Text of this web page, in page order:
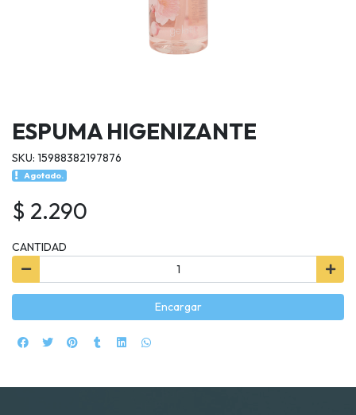
ESPUMA HIGENIZANTE
SKU: 15988382197876
Agotado.
$ 2.290
CANTIDAD
Encargar